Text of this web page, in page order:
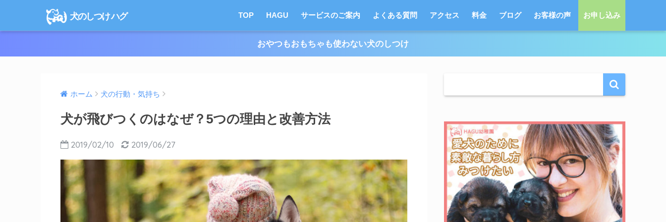
犬のしつけ ハグ TOP HAGU サービスのご案内 よくある質問 アクセス 料金 ブログ お客様の声 お申し込み
おやつもおもちゃも使わない犬のしつけ
ホーム 犬の行動・気持ち
犬が飛びつくのはなぜ？5つの理由と改善方法
2019/02/10 2019/06/27